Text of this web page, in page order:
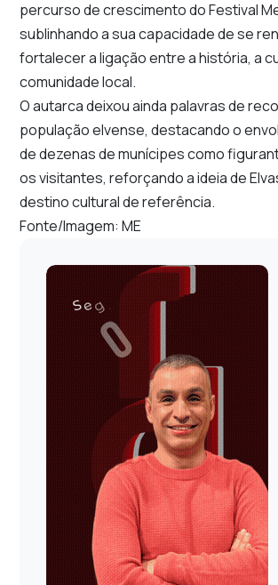
percurso de crescimento do Festival
sublinhando a sua capacidade de se
fortalecer a ligação entre a história, a
comunidade local.
O autarca deixou ainda palavras de
população elvense, destacando o
de dezenas de munícipes como
os visitantes, reforçando a ideia de
destino cultural de referência.
Fonte/Imagem: ME